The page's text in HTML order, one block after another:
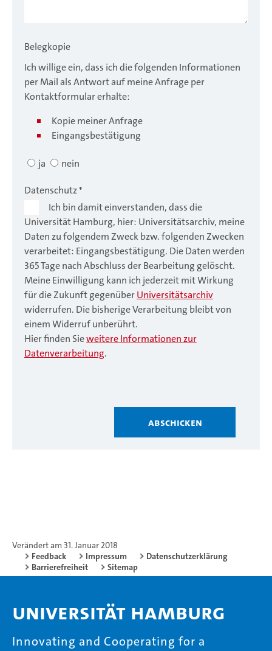
Belegkopie
Ich willige ein, dass ich die folgenden Informationen
per Mail als Antwort auf meine Anfrage per
Kontaktformular erhalte:
Kopie meiner Anfrage
Eingangsbestätigung
ja nein
Datenschutz*
Ich bin damit einverstanden, dass die
Universität Hamburg, hier: Universitätsarchiv, meine
Daten zu folgendem Zweck bzw. folgenden Zwecken
verarbeitet: Eingangsbestätigung. Die Daten werden
365 Tage nach Abschluss der Bearbeitung gelöscht.
Meine Einwilligung kann ich jederzeit mit Wirkung
für die Zukunft gegenüberUniversitätsarchiv
widerrufen. Die bisherige Verarbeitung bleibt von
einem Widerruf unberührt.
Hier finden Sieweitere Informationen zur
Datenverarbeitung.
Abschicken
Verändert am 31. Januar 2018
Feedback
Impressum
Datenschutzerklärung
Barrierefreiheit
Sitemap
Universität Hamburg
Innovating and Cooperating for a